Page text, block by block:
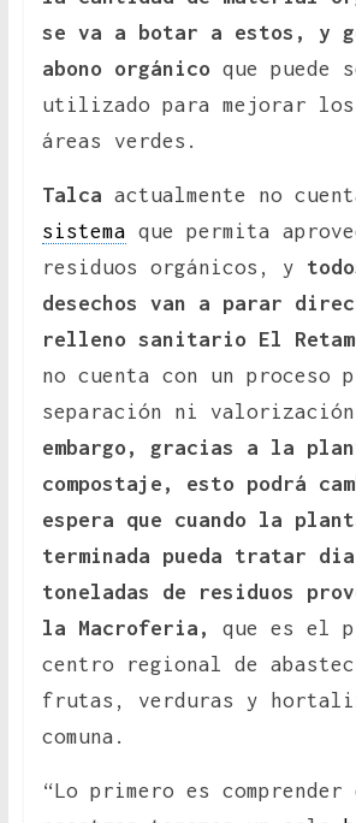
se va a botar a estos, y
abono orgánico que puede
utilizado para mejorar los
áreas verdes.
Talca actualmente no
sistema que permita
residuos orgánicos, y
desechos van a parar
relleno sanitario El
no cuenta con un proceso
separación ni valorización
embargo, gracias a la
compostaje, esto podrá
espera que cuando la
terminada pueda tratar
toneladas de residuos
la Macroferia, que es el
centro regional de
frutas, verduras y
comuna.
“Lo primero es comprender